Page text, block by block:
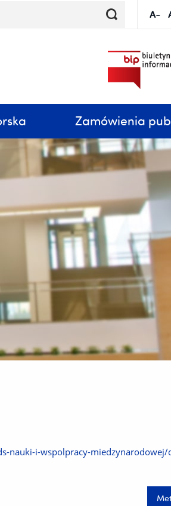
Zamówienia
Zwiń / rozwiń
nauki-i-wspolpracy-miedzynarodowej/